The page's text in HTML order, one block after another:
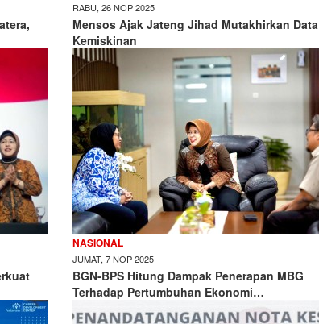
RABU, 26 NOP 2025
Mensos Ajak Jateng Jihad Mutakhirkan Data
Kemiskinan
NASIONAL
JUMAT, 7 NOP 2025
BGN-BPS Hitung Dampak Penerapan MBG
Terhadap Pertumbuhan Ekonomi…